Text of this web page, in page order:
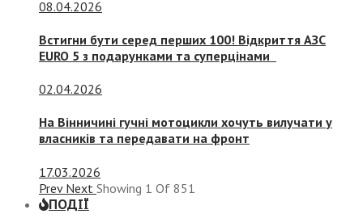
08.04.2026
Встигни бути серед перших 100! Відкриття АЗС
EURO 5 з подарунками та суперцінами
02.04.2026
На Вінничині гучні мотоцикли хочуть вилучати у
власників та передавати на фронт
17.03.2026
Prev Next Showing 1 Of 851
ПОДІЇ